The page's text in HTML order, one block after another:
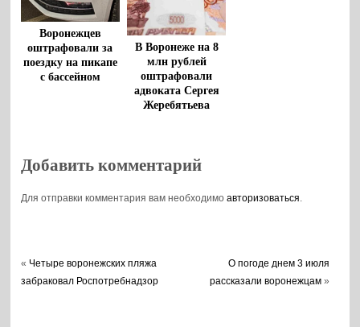
Воронежцев
оштрафовали за
поездку на пикапе
с бассейном
В Воронеже на 8
млн рублей
оштрафовали
адвоката Сергея
Жеребятьева
Добавить комментарий
Для отправки комментария вам необходимоавторизоваться.
« Четыре воронежских пляжа
забраковал Роспотребнадзор
О погоде днем 3 июля
рассказали воронежцам »